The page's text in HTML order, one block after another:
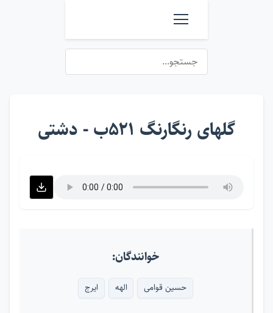
گلهای رنگارنگ ۵۲۱ب - دشتی
خوانندگان:
حسین قوامی الهه ایرج